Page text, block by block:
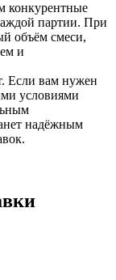
конкурентные
партии. При
объём смеси,
и
Если вам нужен
условиями
надёжным